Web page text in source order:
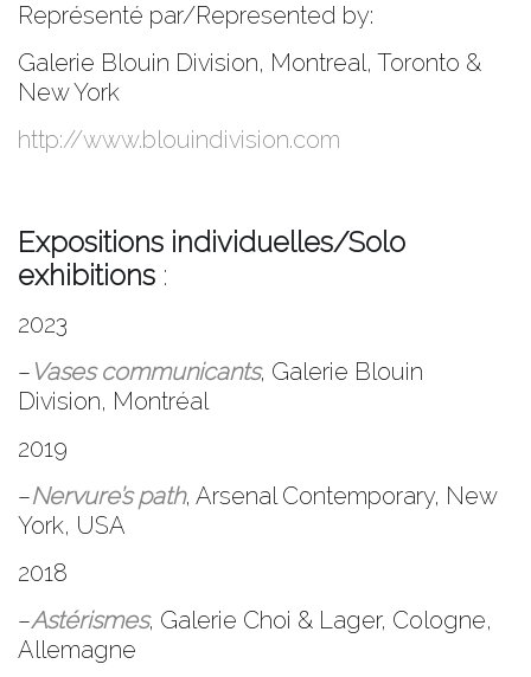
Représenté par/Represented by:
Galerie Blouin Division, Montreal, Toronto &
New York
http://www.blouindivision.com
Expositions individuelles/Solo
exhibitions :
2023
– Vases communicants, Galerie Blouin
Division, Montréal
2019
–Nervure’s path, Arsenal Contemporary, New
York, USA
2018
–Astérismes, Galerie Choi & Lager, Cologne,
Allemagne